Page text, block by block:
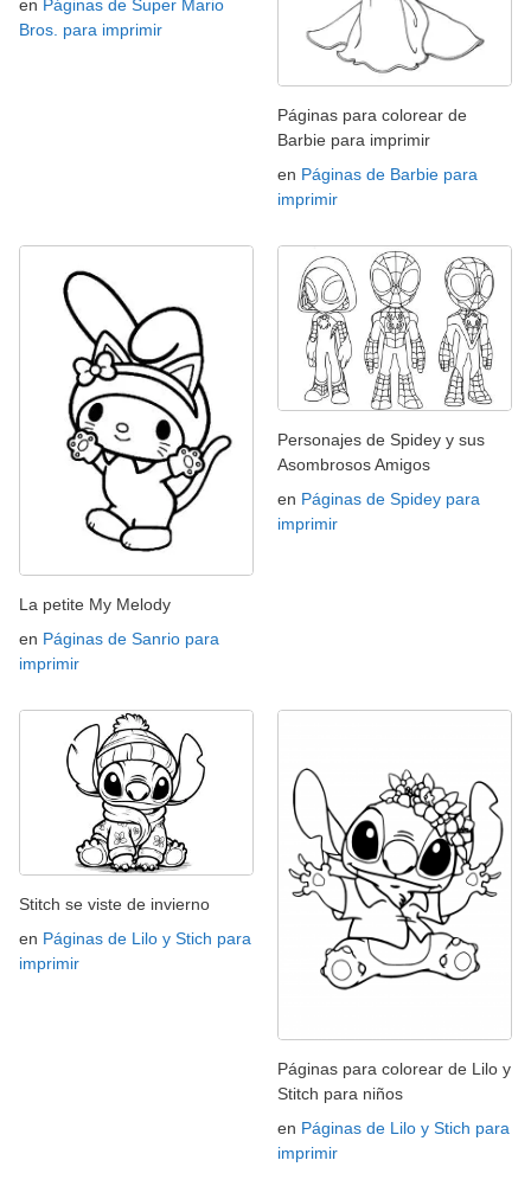
en Páginas de Super Mario
Bros. para imprimir
Páginas para colorear de
Barbie para imprimir
en Páginas de Barbie para
imprimir
La petite My Melody
en Páginas de Sanrio para
imprimir
Personajes de Spidey y sus
Asombrosos Amigos
en Páginas de Spidey para
imprimir
Stitch se viste de invierno
en Páginas de Lilo y Stich para
imprimir
Páginas para colorear de Lilo y
Stitch para niños
en Páginas de Lilo y Stich para
imprimir